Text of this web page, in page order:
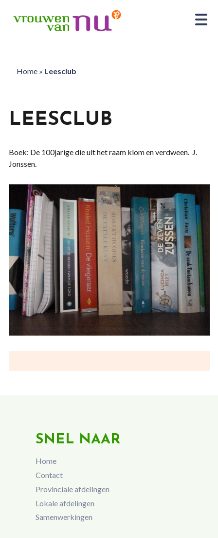
Home» Leesclub
LEESCLUB
Boek: De 100jarige die uit het raam klom en verdween. J.
Jonssen.
SNEL NAAR
Home
Contact
Provinciale afdelingen
Lokale afdelingen
Samenwerkingen